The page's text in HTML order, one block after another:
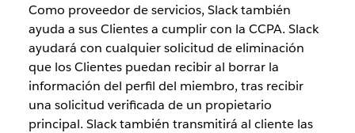
Como proveedor de servicios, Slack también
ayuda a sus Clientes a cumplir con la CCPA. Slack
ayudará con cualquier solicitud de eliminación
que los Clientes puedan recibir al borrar la
información del perfil del miembro, tras recibir
una solicitud verificada de un propietario
principal. Slack también transmitirá al cliente las